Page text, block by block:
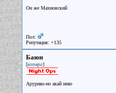
Он же Махновский
Пол:
Репутация: +135
Баюн
[котяра]
Арурико-но акай неко